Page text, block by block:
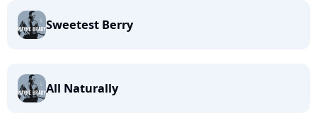
Sweetest Berry
All Naturally